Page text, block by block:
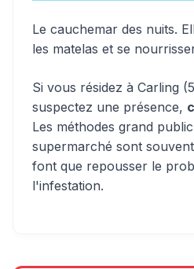
Le cauchemar des nuits.
les matelas et se
Si vous résidez à Carling
suspectez une présence,
Les méthodes grand
supermarché sont
font que repousser le
l'infestation.